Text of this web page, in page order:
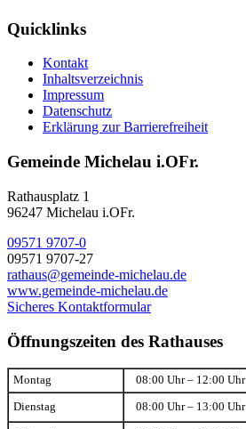
Quicklinks
Kontakt
Inhaltsverzeichnis
Impressum
Datenschutz
Erklärung zur Barrierefreiheit
Gemeinde Michelau i.OFr.
Rathausplatz 1
96247 Michelau i.OFr.
09571 9707-0
09571 9707-27
rathaus@gemeinde-michelau.de
www.gemeinde-michelau.de
Sicheres Kontaktformular
Öffnungszeiten des Rathauses
Montag 08:00 Uhr – 12:00 Uhr
Dienstag 08:00 Uhr – 13:00 Uhr